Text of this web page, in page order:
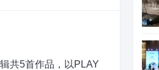
共5首作品，以PLAY